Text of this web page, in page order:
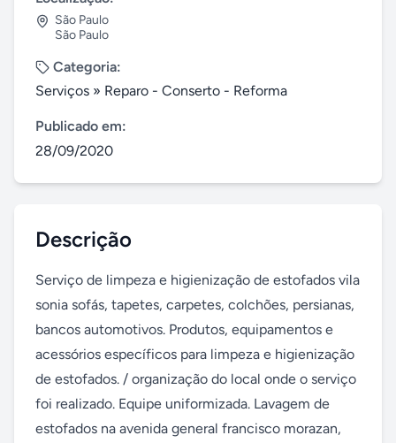
São Paulo
São Paulo
Categoria:
Serviços » Reparo - Conserto - Reforma
Publicado em:
28/09/2020
Descrição
Serviço de limpeza e higienização de estofados vila
sonia sofás, tapetes, carpetes, colchões, persianas,
bancos automotivos. Produtos, equipamentos e
acessórios específicos para limpeza e higienização
de estofados. / organização do local onde o serviço
foi realizado. Equipe uniformizada. Lavagem de
estofados na avenida general francisco morazan,